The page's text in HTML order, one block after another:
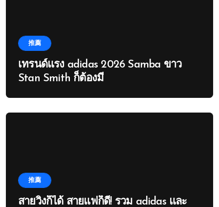
推薦
เทรนด์แรง adidas 2026 Samba ขาว
Stan Smith ก็ต้องมี
推薦
สายวิ่งก็ได้ สายแฟก็ดี! รวม adidas และ